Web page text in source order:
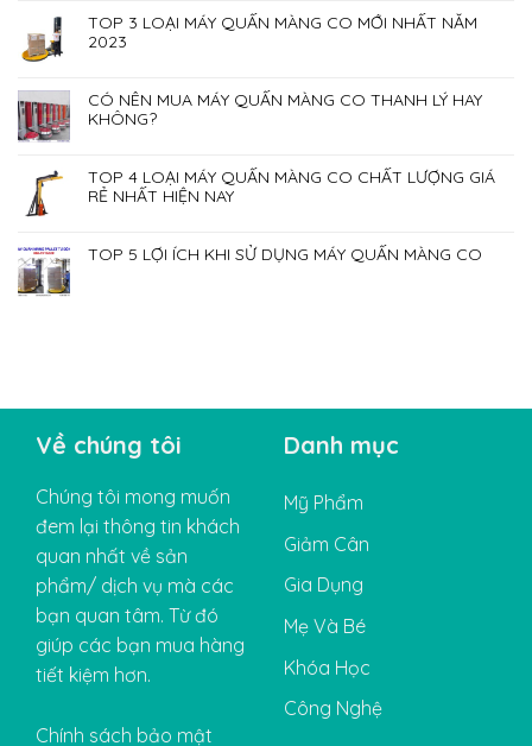
TOP 3 LOẠI MÁY QUẤN MÀNG CO MỚI NHẤT NĂM
2023
CÓ NÊN MUA MÁY QUẤN MÀNG CO THANH LÝ HAY
KHÔNG?
TOP 4 LOẠI MÁY QUẤN MÀNG CO CHẤT LƯỢNG GIÁ
RẺ NHẤT HIỆN NAY
TOP 5 LỢI ÍCH KHI SỬ DỤNG MÁY QUẤN MÀNG CO
Về chúng tôi
Chúng tôi mong muốn
đem lại thông tin khách
quan nhất về sản
phẩm/ dịch vụ mà các
bạn quan tâm. Từ đó
giúp các bạn mua hàng
tiết kiệm hơn.
Chính sách bảo mật
Danh mục
Mỹ Phẩm
Giảm Cân
Gia Dụng
Mẹ Và Bé
Khóa Học
Công Nghệ